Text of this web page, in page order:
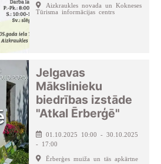
Aizkraukles novada un Kokneses
Tūrisma informācijas centrs
Jelgavas
Mākslinieku
biedrības izstāde
"Atkal Ērberģē"
01.10.2025 10:00 - 30.10.2025
- 17:00
Ērberģes muiža un tās apkārtne